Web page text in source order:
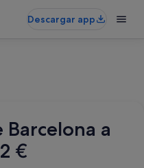
Descargar app
a
€